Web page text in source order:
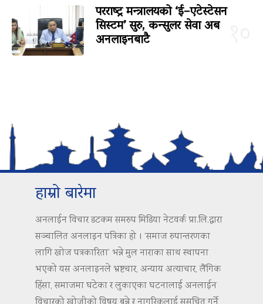
परराष्ट्र मन्त्रालयको ‘ई–एटेस्टेसन
सिस्टम’ सुरु, कन्सुलर सेवा अब
अनलाइनबाटै
हाम्रो बारेमा
अनलाईन विचार डटकम समरुप मिडिया नेटवर्क प्रा.लि.द्वारा
सञ्चालित अनलाइन पत्रिका हो । ‘समाज रुपान्तरणका
लागि खोज पत्रकारिता’ भन्ने मुल नाराका साथ स्थापना
भएको यस अनलाइनले भ्रष्टचार, अन्याय अत्याचार, लैंगिक
हिंसा, समाजमा घटेका र लुकाएका घटनालाई अनलाईन